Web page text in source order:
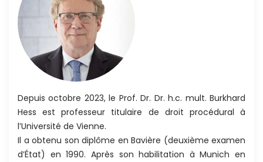
Depuis octobre 2023, le Prof. Dr. Dr. h.c. mult. Burkhard
Hess est professeur titulaire de droit procédural à
l’Université de Vienne.
Il a obtenu son diplôme en Bavière (deuxième examen
d’État) en 1990. Après son habilitation à Munich en